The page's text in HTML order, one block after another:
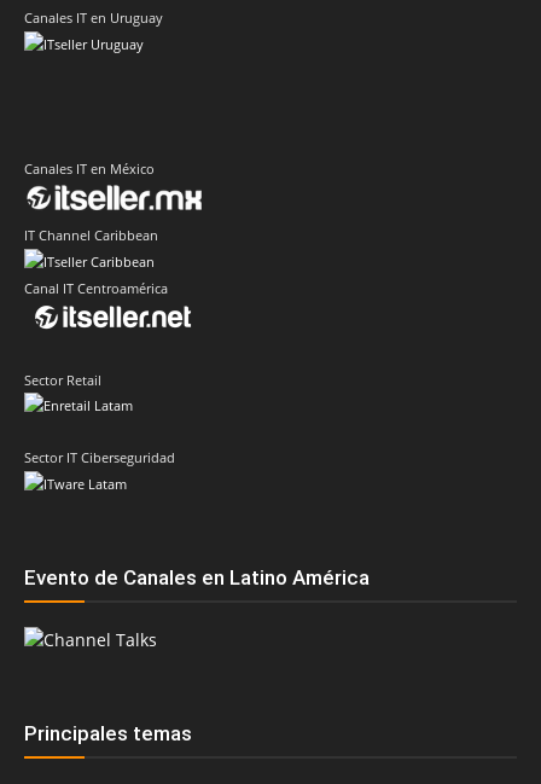
Canales IT en Uruguay
Canales IT en México
IT Channel Caribbean
Canal IT Centroamérica
Sector Retail
Sector IT Ciberseguridad
Evento de Canales en Latino América
Principales temas